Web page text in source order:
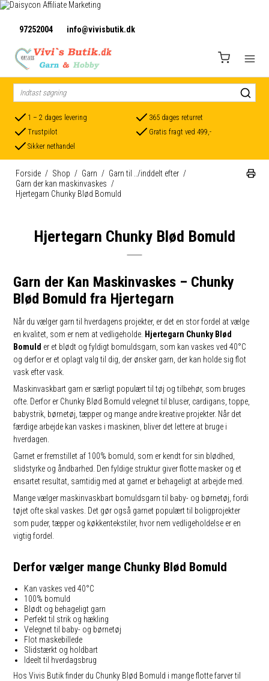
97252004 info@vivisbutik.dk
1 – 2 dages levering
365 dages returret
Trustpilot
Gratis fragt ved 499,-
Sikker nethandel
Forside / Shop / Garn / Garn til ../inddelt efter /
Garn der kan maskinvaskes /
Hjertegarn Chunky Blød Bomuld
Hjertegarn Chunky Blød Bomuld
Garn der Kan Maskinvaskes – Chunky
Blød Bomuld fra Hjertegarn
Når du vælger garn til hverdagens projekter, er det en stor fordel at vælge
en kvalitet, som er nem at vedligeholde. Hjertegarn Chunky Blød
Bomuld er et blødt og fyldigt bomuldsgarn, som kan vaskes ved 40°C
og derfor er et oplagt valg til dig, der ønsker garn, der kan holde sig flot
vask efter vask.
Maskinvaskbart garn er særligt populært til tøj og tilbehør, som bruges
ofte. Derfor er Chunky Blød Bomuld velegnet til bluser, cardigans, toppe,
babystrik, børnetøj, tæpper og mange andre kreative projekter. Når det
færdige arbejde kan vaskes i maskinen, bliver det lettere at bruge i
hverdagen.
Garnet er fremstillet af 100% bomuld, som er kendt for sin blødhed,
slidstyrke og åndbarhed. Den fyldige struktur giver flotte masker og et
ensartet resultat, samtidig med at garnet er behageligt at arbejde med.
Mange vælger maskinvaskbart bomuldsgarn til baby- og børnetøj, fordi
tøjet ofte skal vaskes. Det gør også garnet populært til boligprojekter
som puder, tæpper og køkkentekstiler, hvor nem vedligeholdelse er en
vigtig fordel.
Derfor vælger mange Chunky Blød Bomuld
Kan vaskes ved 40°C
100% bomuld
Blødt og behageligt garn
Perfekt til strik og hækling
Velegnet til baby- og børnetøj
Flot maskebillede
Slidstærkt og holdbart
Ideelt til hverdagsbrug
Hos Vivis Butik finder du Chunky Blød Bomuld i mange flotte farver til